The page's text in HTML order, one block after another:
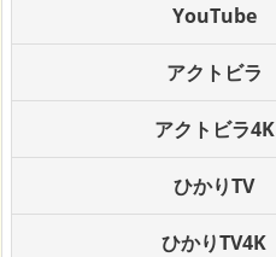
YouTube
アクトビラ
アクトビラ4K
ひかりTV
ひかりTV4K